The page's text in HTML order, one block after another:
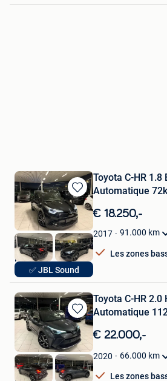
Sauvegarder
dans
Mes
Favoris
✅ JBL Sound
Toyota C-HR
Automatique
€ 18.250,-
2017 91.000 km
Les zones
Hak Auto
Lendelede
Sauvegarder
dans
Mes
Favoris
Toyota C-HR
Automatique
€ 22.000,-
2020 66.000 km
Les zones